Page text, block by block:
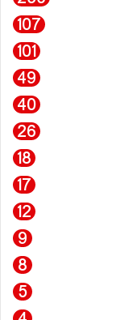
107
101
49
40
26
18
17
12
9
8
5